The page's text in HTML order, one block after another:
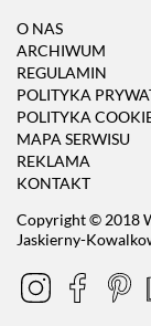
O NAS
ARCHIWUM
REGULAMIN
POLITYKA
POLITYKA
MAPA SERWISU
REKLAMA
KONTAKT
Copyright © 2018
Jaskierny-